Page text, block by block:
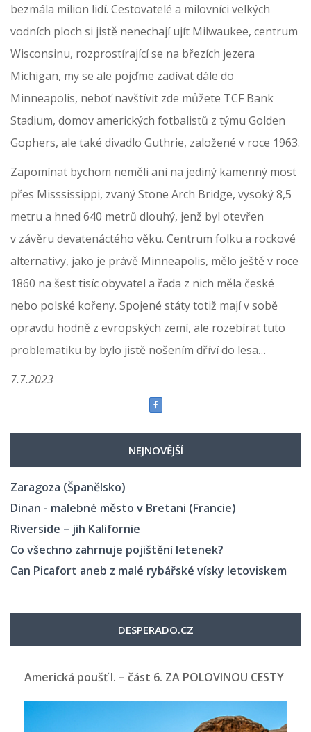
bezmála milion lidí. Cestovatelé a milovníci velkých
vodních ploch si jistě nenechají ujít Milwaukee, centrum
Wisconsinu, rozprostírající se na březích jezera
Michigan, my se ale pojďme zadívat dále do
Minneapolis, neboť navštívit zde můžete TCF Bank
Stadium, domov amerických fotbalistů z týmu Golden
Gophers, ale také divadlo Guthrie, založené v roce 1963.
Zapomínat bychom neměli ani na jediný kamenný most
přes Misssissippi, zvaný Stone Arch Bridge, vysoký 8,5
metru a hned 640 metrů dlouhý, jenž byl otevřen
v závěru devatenáctého věku. Centrum folku a rockové
alternativy, jako je právě Minneapolis, mělo ještě v roce
1860 na šest tisíc obyvatel a řada z nich měla české
nebo polské kořeny. Spojené státy totiž mají v sobě
opravdu hodně z evropských zemí, ale rozebírat tuto
problematiku by bylo jistě nošením dříví do lesa…
7.7.2023
NEJNOVĚJŠÍ
Zaragoza (Španělsko)
Dinan - malebné město v Bretani (Francie)
Riverside – jih Kalifornie
Co všechno zahrnuje pojištění letenek?
Can Picafort aneb z malé rybářské vísky letoviskem
DESPERADO.CZ
Americká poušť I. – část 6. ZA POLOVINOU CESTY